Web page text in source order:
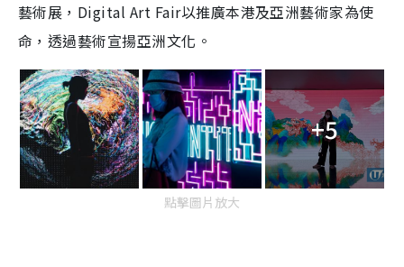
藝術展，Digital Art Fair以推廣本港及亞洲藝術家為使
命，透過藝術宣揚亞洲文化。
+5
點擊圖片放大